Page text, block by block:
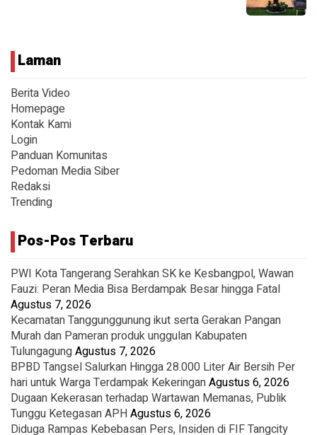
Laman
Berita Video
Homepage
Kontak Kami
Login
Panduan Komunitas
Pedoman Media Siber
Redaksi
Trending
Pos-Pos Terbaru
PWI Kota Tangerang Serahkan SK ke Kesbangpol, Wawan
Fauzi: Peran Media Bisa Berdampak Besar hingga Fatal
Agustus 7, 2026
Kecamatan Tanggunggunung ikut serta Gerakan Pangan
Murah dan Pameran produk unggulan Kabupaten
TulungagungAgustus 7, 2026
BPBD Tangsel Salurkan Hingga 28.000 Liter Air Bersih Per
hari untuk Warga Terdampak KekeringanAgustus 6, 2026
Dugaan Kekerasan terhadap Wartawan Memanas, Publik
Tunggu Ketegasan APHAgustus 6, 2026
Diduga Rampas Kebebasan Pers, Insiden di FIF Tangcity